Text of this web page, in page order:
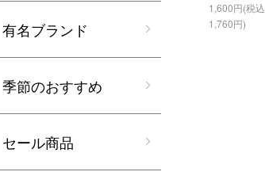
1,600円(税込
1,760円)
有名ブランド
季節のおすすめ
セール商品